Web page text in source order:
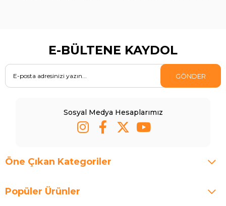
E-BÜLTENE KAYDOL
GÖNDER
Sosyal Medya Hesaplarımız
Öne Çıkan Kategoriler
Popüler Ürünler